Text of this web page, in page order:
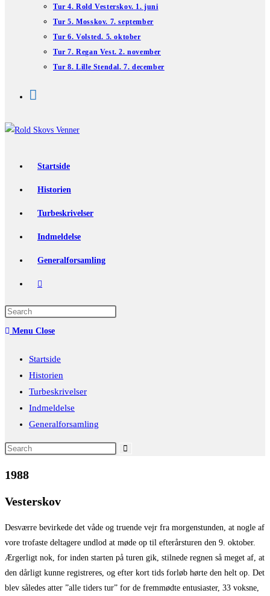
Tur 4. Rold Vesterskov. 1. juni
Tur 5. Mosskov. 7. september
Tur 6. Volsted. 5. oktober
Tur 7. Regan Vest. 2. november
Tur 8. Lille Stendal. 7. december
Startside
Historien
Turbeskrivelser
Indmeldelse
Generalforsamling
Toggle
website
search
Menu Close
Startside
Historien
Turbeskrivelser
Indmeldelse
Generalforsamling
Search
website
1988
Vesterskov
Desværre bevirkede det våde og truende vejr fra morgenstunden, at nogle af
vore trofaste deltagere undlod at møde op til efterårsturen den 9. oktober.
Ærgerligt nok, for inden starten på turen gik, stilnede regnen så meget af, at
den dårligt kunne registreres, og efter kort tids forløb hørte den helt op. Det
blev således atter ”alle tiders tur” for de fremmødte entusiaster, 33 voksne,